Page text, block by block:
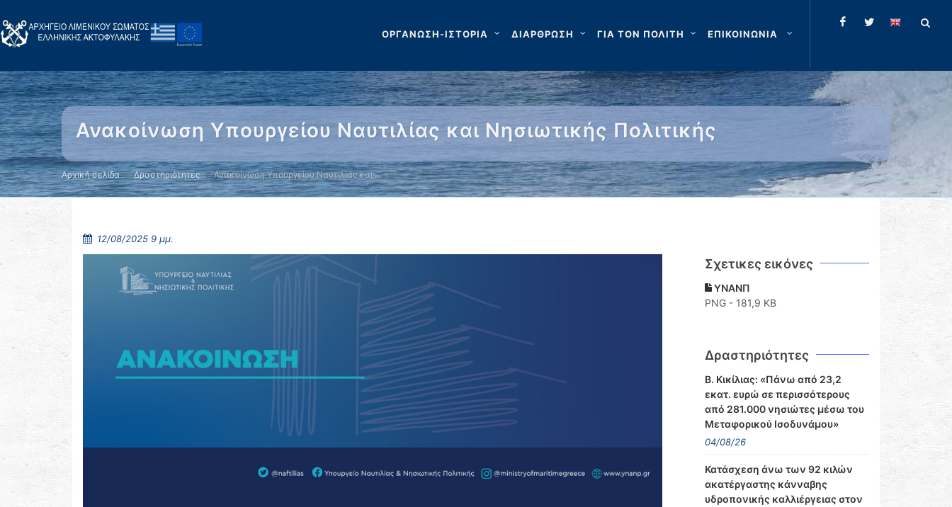
ΟΡΓΑΝΩΣΗ-ΙΣΤΟΡΙΑ ΔΙΑΡΘΡΩΣΗ ΓΙΑ ΤΟΝ ΠΟΛΙΤΗ ΕΠΙΚΟΙΝΩΝΙΑ
Ανακοίνωση Υπουργείου Ναυτιλίας και Νησιωτικής Πολιτικής
Αρχική σελίδα Δραστηριότητες Ανακοίνωση Υπουργείου Ναυτιλίας και …
12/08/2025 9 μμ.
Σχετικες εικόνες
ΥΝΑΝΠ
PNG - 181,9 KB
Δραστηριότητες
Β. Κικίλιας: «Πάνω από 23,2
εκατ. ευρώ σε περισσότερους
από 281.000 νησιώτες μέσω του
Μεταφορικού Ισοδυνάμου»
04/08/26
Κατάσχεση άνω των 92 κιλών
ακατέργαστης κάνναβης
υδροπονικής καλλιέργειας στον